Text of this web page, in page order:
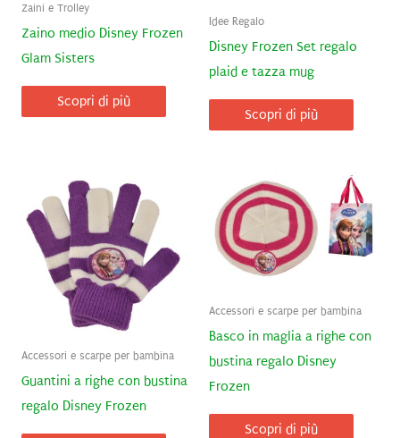
Zaini e Trolley
Zaino medio Disney Frozen
Glam Sisters
Scopri di più
Idee Regalo
Disney Frozen Set regalo
plaid e tazza mug
Scopri di più
Accessori e scarpe per bambina
Guantini a righe con bustina
regalo Disney Frozen
Accessori e scarpe per bambina
Basco in maglia a righe con
bustina regalo Disney
Frozen
Scopri di più